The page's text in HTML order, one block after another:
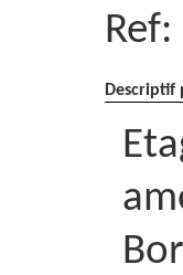
Ref: